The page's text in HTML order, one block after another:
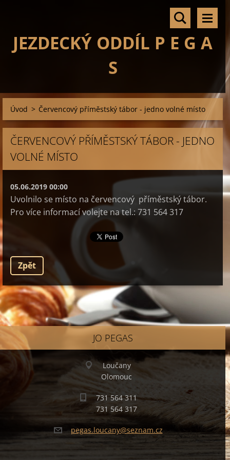
JEZDECKÝ ODDÍL P E G A
S
Úvod > Červencový příměstský tábor - jedno volné místo
ČERVENCOVÝ PŘÍMĚSTSKÝ TÁBOR - JEDNO
VOLNÉ MÍSTO
05.06.2019 00:00
Uvolnilo se místo na červencový příměstský tábor.
Pro více informací volejte na tel.: 731 564 317
Zpět
JO PEGAS
Loučany
Olomouc
731 564 311
731 564 317
pegas.loucany@seznam.cz